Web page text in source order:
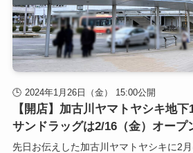
2024年1月26日（金） 15:00公開
【開店】加古川ヤマトヤシキ地下
サンドラッグは2/16（金）オープ
先日お伝えした加古川ヤマトヤシキに2